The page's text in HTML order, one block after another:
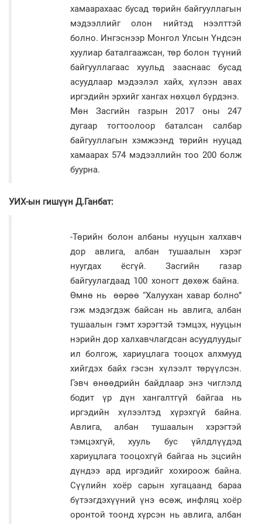
хамаарахаас бусад төрийн байгууллагын
мэдээллийг олон нийтэд нээлттэй
болно. Ингэснээр Монгол Улсын Үндсэн
хуулиар баталгаажсан, төр болон түүний
байгууллагаас хуульд зааснаас бусад
асуудлаар мэдээлэл хайх, хүлээн авах
иргэдийн эрхийг хангах нөхцөл бүрдэнэ.
Мөн Засгийн газрын 2017 оны 247
дугаар тогтоолоор баталсан салбар
байгууллагын хэмжээнд төрийн нууцад
хамаарах 574 мэдээллийн тоо 200 болж
буурна.
УИХ-ын гишүүн Д.Ганбат:
-Төрийн болон албаны нууцын халхавч
дор авлига, албан тушаалын хэрэг
нуугдах ёсгүй. Засгийн газар
байгуулагдаад 100 хоногт дөхөж байна.
Өмнө нь өөрөө “Халуухан хавар болно”
гэж мэдэгдэж байсан нь авлига, албан
тушаалын гэмт хэрэгтэй тэмцэх, нууцын
нэрийн дор халхавчлагдсан асуудлуудыг
ил болгож, хариуцлага тооцох алхмууд
хийгдэх байх гэсэн хүлээлт төрүүлсэн.
Гэвч өнөөдрийн байдлаар энэ чиглэлд
бодит үр дүн хангалтгүй байгаа нь
иргэдийн хүлээлтэд хүрэхгүй байна.
Авлига, албан тушаалын хэрэгтэй
тэмцэхгүй, хууль бус үйлдлүүдэд
хариуцлага тооцохгүй байгаа нь эцсийн
дүндээ ард иргэдийг хохироож байна.
Сүүлийн хоёр сарын хугацаанд бараа
бүтээгдэхүүний үнэ өсөж, инфляц хоёр
оронтой тоонд хүрсэн нь авлига, албан